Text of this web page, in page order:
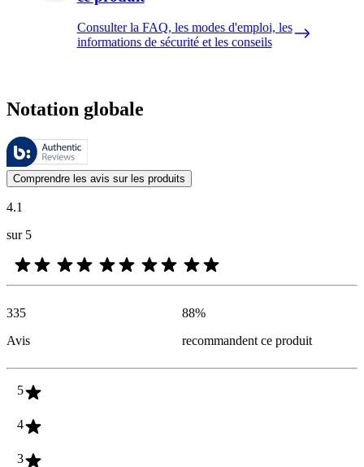
Consulter la FAQ, les modes d'emploi, les
informations de sécurité et les conseils
Notation globale
Ces évaluations sont gérées par Bazaarvoice et sont conformes à la
Les avis des clients exprimés sous forme d'évaluations de produits
Comprendre les avis sur les produits
4.1
sur 5
335
Avis
88%
recommandent ce produit
5
4
3